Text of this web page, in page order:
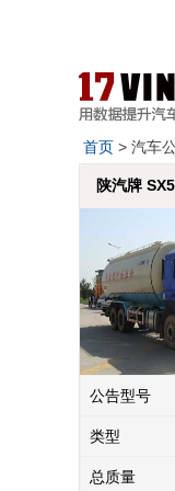
首页 > 汽车
陕汽牌
公告型号
类型
总质量